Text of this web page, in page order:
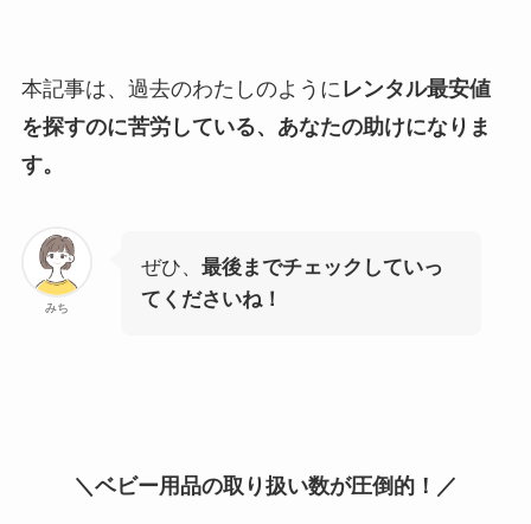
本記事は、過去のわたしのように レンタル最安値
を探すのに苦労している、あなたの助けになりま
す。
みち
ぜひ、 最後までチェックしていっ
てくださいね！
＼ベビー用品の取り扱い数が圧倒的！／